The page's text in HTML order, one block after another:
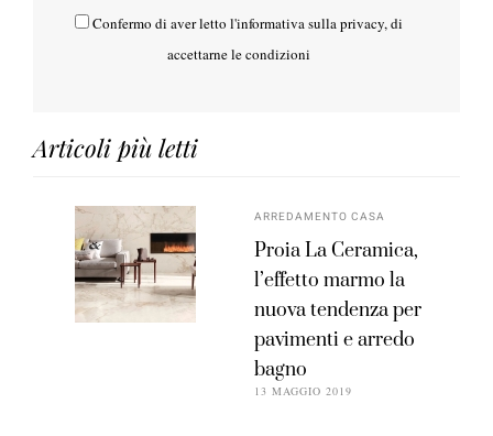
Confermo di aver letto l'informativa sulla privacy, di
accettarne le condizioni
Articoli più letti
ARREDAMENTO CASA
Proia La Ceramica,
l’effetto marmo la
nuova tendenza per
pavimenti e arredo
bagno
13 MAGGIO 2019